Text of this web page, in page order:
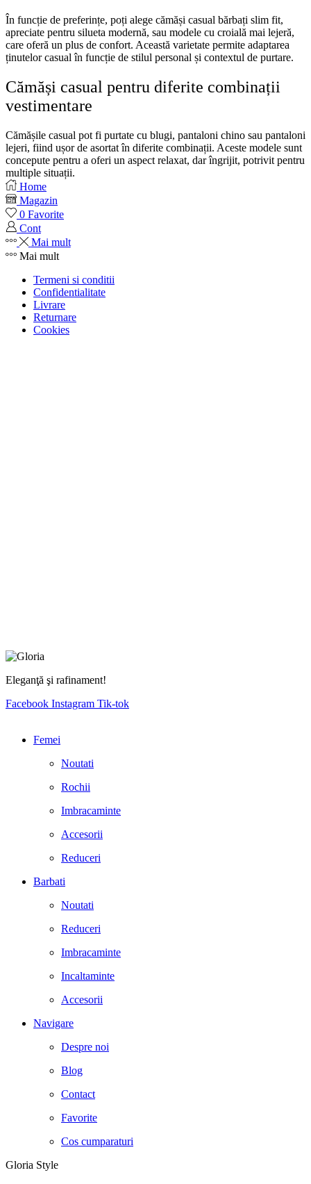
În funcție de preferințe, poți alege cămăși casual bărbați slim fit,
apreciate pentru silueta modernă, sau modele cu croială mai lejeră,
care oferă un plus de confort. Această varietate permite adaptarea
ținutelor casual în funcție de stilul personal și contextul de purtare.
Cămăși casual pentru diferite combinații
vestimentare
Cămășile casual pot fi purtate cu blugi, pantaloni chino sau pantaloni
lejeri, fiind ușor de asortat în diferite combinații. Aceste modele sunt
concepute pentru a oferi un aspect relaxat, dar îngrijit, potrivit pentru
multiple situații.
Home
Magazin
0 Favorite
Cont
Mai mult
Mai mult
Termeni si conditii
Confidentialitate
Livrare
Returnare
Cookies
Eleganţă şi rafinament!
Facebook Instagram Tik-tok
Femei
Noutati
Rochii
Imbracaminte
Accesorii
Reduceri
Barbati
Noutati
Reduceri
Imbracaminte
Incaltaminte
Accesorii
Navigare
Despre noi
Blog
Contact
Favorite
Cos cumparaturi
Gloria Style